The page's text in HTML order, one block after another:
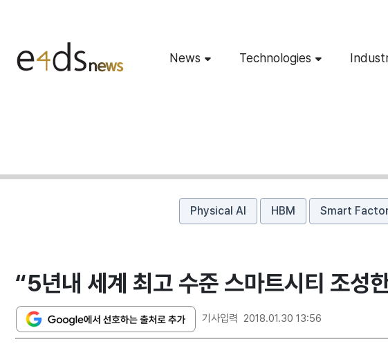
News Technologies
Physical AI HBM Smart
“5년내 세계 최고 수준 스마트시티 조성
기사입력 2018.01.30 13:56